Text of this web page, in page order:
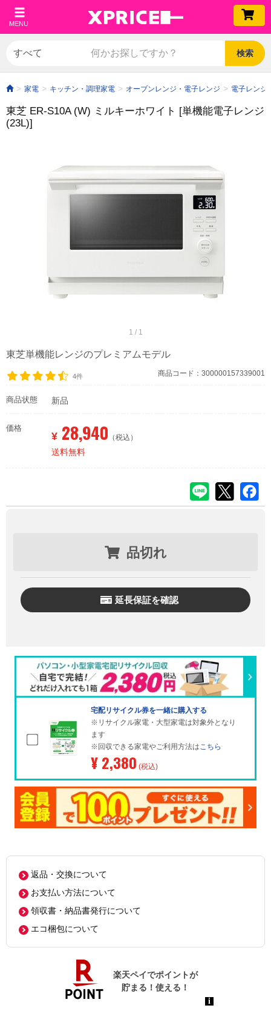
MENU
検索
家電 キッチン・調理家電 オーブンレンジ・電子レンジ 電子レンジ
東芝 ER-S10A (W) ミルキーホワイト [単機能電子レンジ
(23L)]
1 / 1
東芝単機能レンジのプレミアムモデル
4件 商品コード：300000157339001
商品状態 新品
価格
¥ 28,940 （税込）
送料無料
品切れ
延長保証を確認
宅配リサイクル券を一緒に購入する
※リサイクル家電・大型家電は対象外となり
ます
※回収できる家電やご利用方法はこちら
¥ 2,380 (税込)
返品・交換について
お支払い方法について
領収書・納品書発行について
エコ梱包について